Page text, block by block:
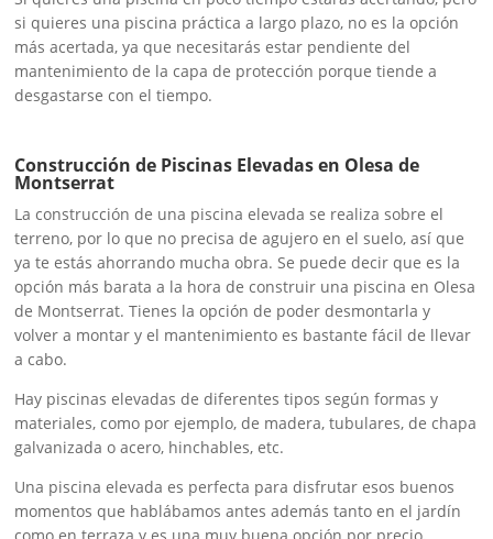
si quieres una piscina práctica a largo plazo, no es la opción
más acertada, ya que necesitarás estar pendiente del
mantenimiento de la capa de protección porque tiende a
desgastarse con el tiempo.
Construcción de Piscinas Elevadas en Olesa de
Montserrat
La construcción de una piscina elevada se realiza sobre el
terreno, por lo que no precisa de agujero en el suelo, así que
ya te estás ahorrando mucha obra. Se puede decir que es la
opción más barata a la hora de construir una piscina en Olesa
de Montserrat. Tienes la opción de poder desmontarla y
volver a montar y el mantenimiento es bastante fácil de llevar
a cabo.
Hay piscinas elevadas de diferentes tipos según formas y
materiales, como por ejemplo, de madera, tubulares, de chapa
galvanizada o acero, hinchables, etc.
Una piscina elevada es perfecta para disfrutar esos buenos
momentos que hablábamos antes además tanto en el jardín